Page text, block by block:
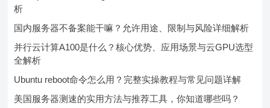
析
国内服务器不备案能干嘛？允许用途、限制与风险详细解析
并行云计算A100是什么？核心优势、应用场景与云GPU选型
全解析
Ubuntu reboot命令怎么用？完整实操教程与常见问题详解
美国服务器测速的实用方法与推荐工具，你知道哪些吗？